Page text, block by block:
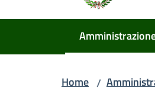
Menu
Home /